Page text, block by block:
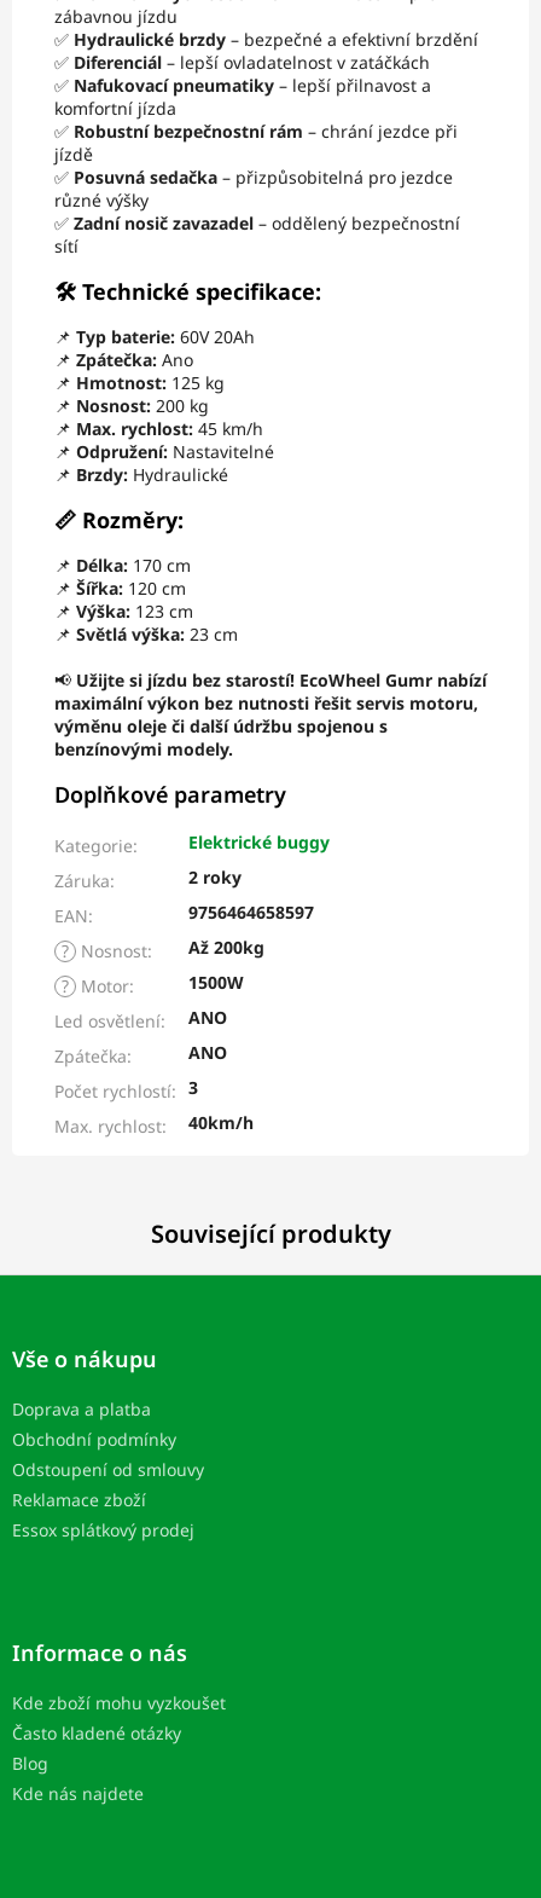
Související produkty
zábavnou jízdu
✅ Hydraulické brzdy – bezpečné a efektivní brzdění
✅ Diferenciál – lepší ovladatelnost v zatáčkách
✅ Nafukovací pneumatiky – lepší přilnavost a
komfortní jízda
✅ Robustní bezpečnostní rám – chrání jezdce při
jízdě
✅ Posuvná sedačka – přizpůsobitelná pro jezdce
různé výšky
✅ Zadní nosič zavazadel – oddělený bezpečnostní
sítí
🛠 Technické specifikace:
📌 Typ baterie: 60V 20Ah
📌 Zpátečka: Ano
📌 Hmotnost: 125 kg
📌 Nosnost: 200 kg
📌 Max. rychlost: 45 km/h
📌 Odpružení: Nastavitelné
📌 Brzdy: Hydraulické
📏 Rozměry:
📌 Délka: 170 cm
📌 Šířka: 120 cm
📌 Výška: 123 cm
📌 Světlá výška: 23 cm
📢 Užijte si jízdu bez starostí! EcoWheel Gumr nabízí
maximální výkon bez nutnosti řešit servis motoru,
výměnu oleje či další údržbu spojenou s
benzínovými modely.
Doplňkové parametry
Kategorie:
Elektrické buggy
Záruka:
2 roky
EAN:
9756464658597
? Nosnost:
Až 200kg
? Motor:
1500W
Led osvětlení:
ANO
Zpátečka:
ANO
Počet rychlostí: 3
Max. rychlost: 40km/h
Z
Vše o nákupu
Doprava a platba
Obchodní podmínky
Odstoupení od smlouvy
Reklamace zboží
Essox splátkový prodej
Informace o nás
Kde zboží mohu vyzkoušet
Často kladené otázky
Blog
Kde nás najdete